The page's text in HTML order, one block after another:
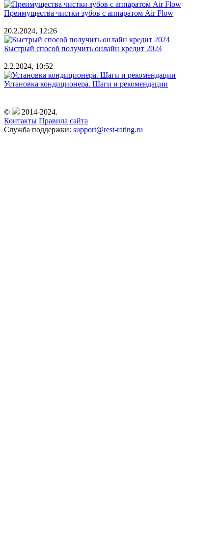
Преимущества чистки зубов с аппаратом Air Flow
20.2.2024, 12:26
Быстрый способ получить онлайн кредит 2024
2.2.2024, 10:52
Установка кондиционера. Шаги и рекомендации
©
2014-2024.
Контакты Правила сайта
Служба поддержки: support@rest-rating.ru